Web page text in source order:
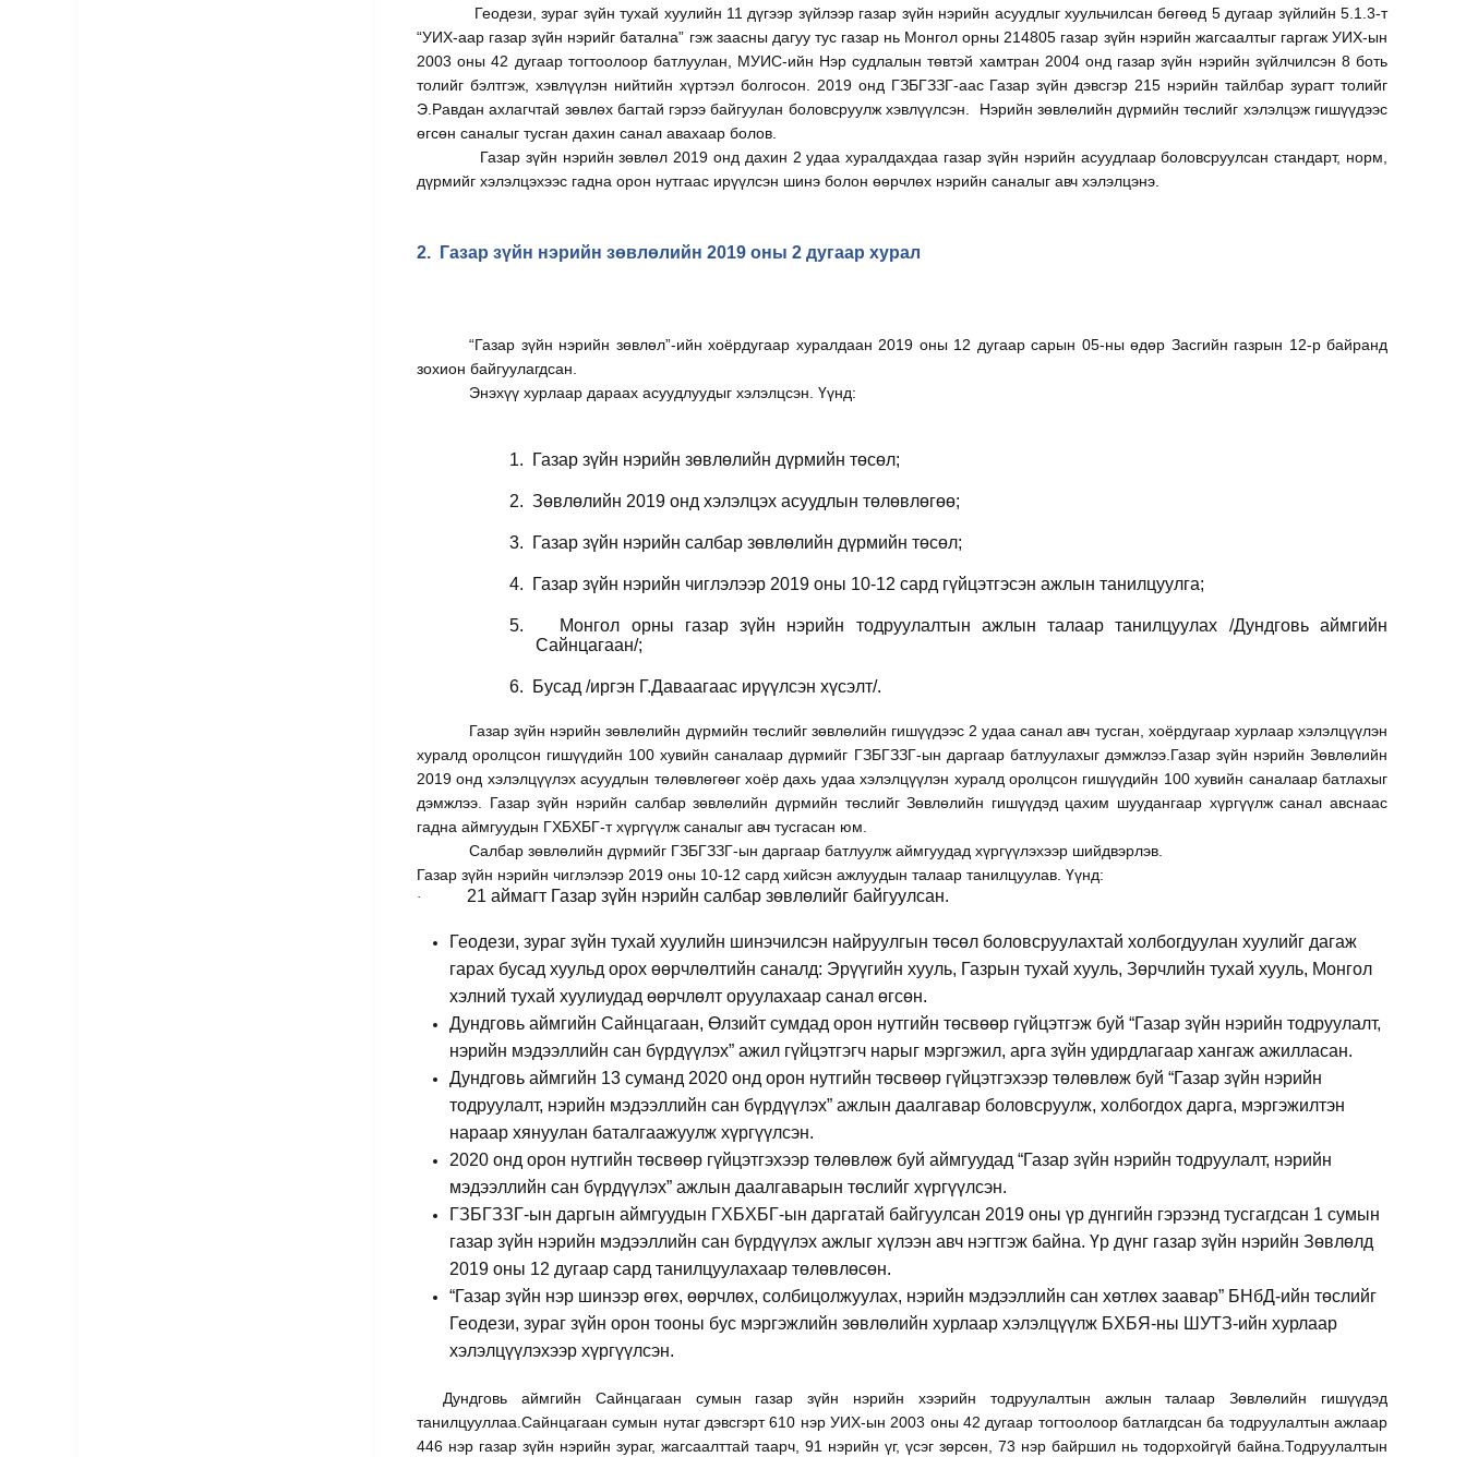
Геодези, зураг зүйн тухай хуулийн 11 дүгээр зүйлээр газар зүйн нэрийн асуудлыг хуульчилсан бөгөөд 5 дугаар зүйлийн 5.1.3-т
“УИХ-аар газар зүйн нэрийг батална” гэж заасны дагуу тус газар нь Монгол орны 214805 газар зүйн нэрийн жагсаалтыг гаргаж УИХ-ын
2003 оны 42 дугаар тогтоолоор батлуулан, МУИС-ийн Нэр судлалын төвтэй хамтран 2004 онд газар зүйн нэрийн зүйлчилсэн 8 боть
толийг бэлтгэж, хэвлүүлэн нийтийн хүртээл болгосон. 2019 онд ГЗБГЗЗГ-аас Газар зүйн дэвсгэр 215 нэрийн тайлбар зурагт толийг
Э.Равдан ахлагчтай зөвлөх багтай гэрээ байгуулан боловсруулж хэвлүүлсэн. Нэрийн зөвлөлийн дүрмийн төслийг хэлэлцэж гишүүдээс
өгсөн саналыг тусган дахин санал авахаар болов.
Газар зүйн нэрийн зөвлөл 2019 онд дахин 2 удаа хуралдахдаа газар зүйн нэрийн асуудлаар боловсруулсан стандарт, норм,
дүрмийг хэлэлцэхээс гадна орон нутгаас ирүүлсэн шинэ болон өөрчлөх нэрийн саналыг авч хэлэлцэнэ.
2. Газар зүйн нэрийн зөвлөлийн 2019 оны 2 дугаар хурал
“Газар зүйн нэрийн зөвлөл”-ийн хоёрдугаар хуралдаан 2019 оны 12 дугаар сарын 05-ны өдөр Засгийн газрын 12-р байранд
зохион байгуулагдсан.
Энэхүү хурлаар дараах асуудлуудыг хэлэлцсэн. Үүнд:
1. Газар зүйн нэрийн зөвлөлийн дүрмийн төсөл;
2. Зөвлөлийн 2019 онд хэлэлцэх асуудлын төлөвлөгөө;
3. Газар зүйн нэрийн салбар зөвлөлийн дүрмийн төсөл;
4. Газар зүйн нэрийн чиглэлээр 2019 оны 10-12 сард гүйцэтгэсэн ажлын танилцуулга;
5.
Монгол орны газар зүйн нэрийн тодруулалтын ажлын талаар танилцуулах /Дундговь аймгийн
Сайнцагаан/;
6. Бусад /иргэн Г.Даваагаас ирүүлсэн хүсэлт/.
Газар зүйн нэрийн зөвлөлийн дүрмийн төслийг зөвлөлийн гишүүдээс 2 удаа санал авч тусган, хоёрдугаар хурлаар хэлэлцүүлэн
хуралд оролцсон гишүүдийн 100 хувийн саналаар дүрмийг ГЗБГЗЗГ-ын даргаар батлуулахыг дэмжлээ.Газар зүйн нэрийн Зөвлөлийн
2019 онд хэлэлцүүлэх асуудлын төлөвлөгөөг хоёр дахь удаа хэлэлцүүлэн хуралд оролцсон гишүүдийн 100 хувийн саналаар батлахыг
дэмжлээ. Газар зүйн нэрийн салбар зөвлөлийн дүрмийн төслийг Зөвлөлийн гишүүдэд цахим шуудангаар хүргүүлж санал авснаас
гадна аймгуудын ГХБХБГ-т хүргүүлж саналыг авч тусгасан юм.
Салбар зөвлөлийн дүрмийг ГЗБГЗЗГ-ын даргаар батлуулж аймгуудад хүргүүлэхээр шийдвэрлэв.
Газар зүйн нэрийн чиглэлээр 2019 оны 10-12 сард хийсэн ажлуудын талаар танилцуулав. Үүнд:
· 21 аймагт Газар зүйн нэрийн салбар зөвлөлийг байгуулсан.
Геодези, зураг зүйн тухай хуулийн шинэчилсэн найруулгын төсөл боловсруулахтай холбогдуулан хуулийг дагаж
гарах бусад хуульд орох өөрчлөлтийн саналд: Эрүүгийн хууль, Газрын тухай хууль, Зөрчлийн тухай хууль, Монгол
хэлний тухай хуулиудад өөрчлөлт оруулахаар санал өгсөн.
Дундговь аймгийн Сайнцагаан, Өлзийт сумдад орон нутгийн төсвөөр гүйцэтгэж буй “Газар зүйн нэрийн тодруулалт,
нэрийн мэдээллийн сан бүрдүүлэх” ажил гүйцэтгэгч нарыг мэргэжил, арга зүйн удирдлагаар хангаж ажилласан.
Дундговь аймгийн 13 суманд 2020 онд орон нутгийн төсвөөр гүйцэтгэхээр төлөвлөж буй “Газар зүйн нэрийн
тодруулалт, нэрийн мэдээллийн сан бүрдүүлэх” ажлын даалгавар боловсруулж, холбогдох дарга, мэргэжилтэн
нараар хянуулан баталгаажуулж хүргүүлсэн.
2020 онд орон нутгийн төсвөөр гүйцэтгэхээр төлөвлөж буй аймгуудад “Газар зүйн нэрийн тодруулалт, нэрийн
мэдээллийн сан бүрдүүлэх” ажлын даалгаварын төслийг хүргүүлсэн.
ГЗБГЗЗГ-ын даргын аймгуудын ГХБХБГ-ын даргатай байгуулсан 2019 оны үр дүнгийн гэрээнд тусгагдсан 1 сумын
газар зүйн нэрийн мэдээллийн сан бүрдүүлэх ажлыг хүлээн авч нэгтгэж байна. Үр дүнг газар зүйн нэрийн Зөвлөлд
2019 оны 12 дугаар сард танилцуулахаар төлөвлөсөн.
“Газар зүйн нэр шинээр өгөх, өөрчлөх, солбицолжуулах, нэрийн мэдээллийн сан хөтлөх заавар” БНбД-ийн төслийг
Геодези, зураг зүйн орон тооны бус мэргэжлийн зөвлөлийн хурлаар хэлэлцүүлж БХБЯ-ны ШУТЗ-ийн хурлаар
хэлэлцүүлэхээр хүргүүлсэн.
Дундговь аймгийн Сайнцагаан сумын газар зүйн нэрийн хээрийн тодруулалтын ажлын талаар Зөвлөлийн гишүүдэд
танилцууллаа.Сайнцагаан сумын нутаг дэвсгэрт 610 нэр УИХ-ын 2003 оны 42 дугаар тогтоолоор батлагдсан ба тодруулалтын ажлаар
446 нэр газар зүйн нэрийн зураг, жагсаалттай таарч, 91 нэрийн үг, үсэг зөрсөн, 73 нэр байршил нь тодорхойгүй байна.Тодруулалтын